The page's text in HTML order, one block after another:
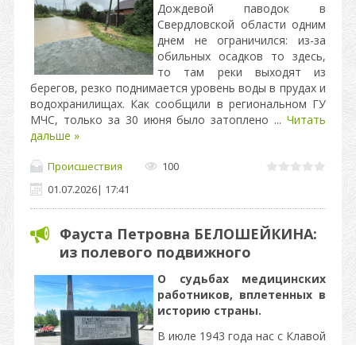
Дождевой паводок в
Свердловской области одним
днем не ограничился: из-за
обильных осадков то здесь,
то там реки выходят из
берегов, резко поднимается уровень воды в прудах и
водохранилищах. Как сообщили в региональном ГУ
МЧС, только за 30 июня было затоплено ... Читать
дальше »
Происшествия
100
01.07.2026| 17:41
Фауста Петровна БЕЛОШЕЙКИНА:
из полевого подвижного
О судьбах медицинских
работников, вплетенных в
историю страны.
В июле 1943 года нас с Клавой